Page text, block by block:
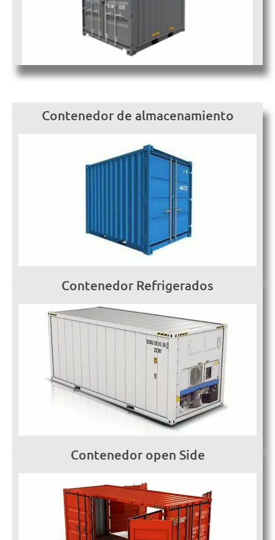
Contenedor de almacenamiento
Contenedor Refrigerados
Contenedor open Side